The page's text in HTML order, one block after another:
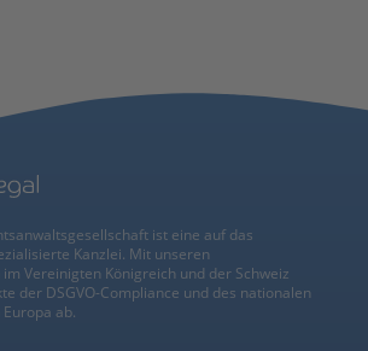
ist eine auf das
Kanzlei. Mit unseren
Vereinigten Königreich und der Schweiz
der DSGVO-Compliance und des nationalen
ab.